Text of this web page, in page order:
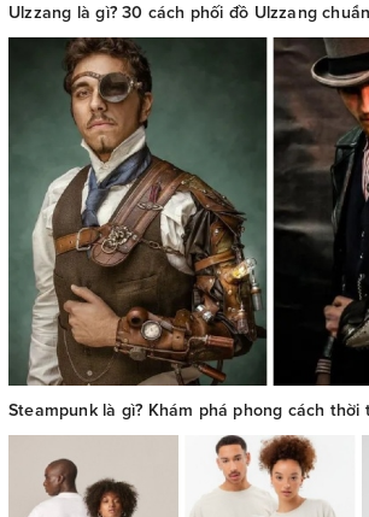
Ulzzang là gì? 30 cách phối đồ Ulzzang
Steampunk là gì? Khám phá phong cách thời